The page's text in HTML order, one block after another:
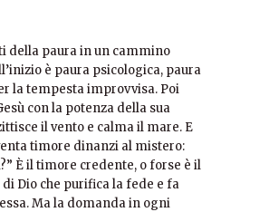
della paura in un cammino
è paura psicologica, paura
la tempesta improvvisa. Poi
con la potenza della sua
il vento e calma il mare. E
timore dinanzi al mistero:
È il timore credente, o forse è il
Dio che purifica la fede e fa
Ma la domanda in ogni